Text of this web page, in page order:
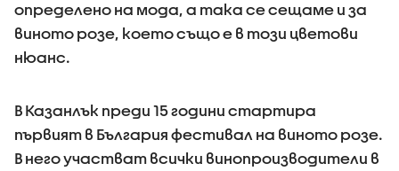
определено на мода, а така се сещаме и за
виното розе, което също е в този цветови
нюанс.
В Казанлък преди 15 години стартира
първият в България фестивал на виното розе.
В него участват всички винопроизводители в